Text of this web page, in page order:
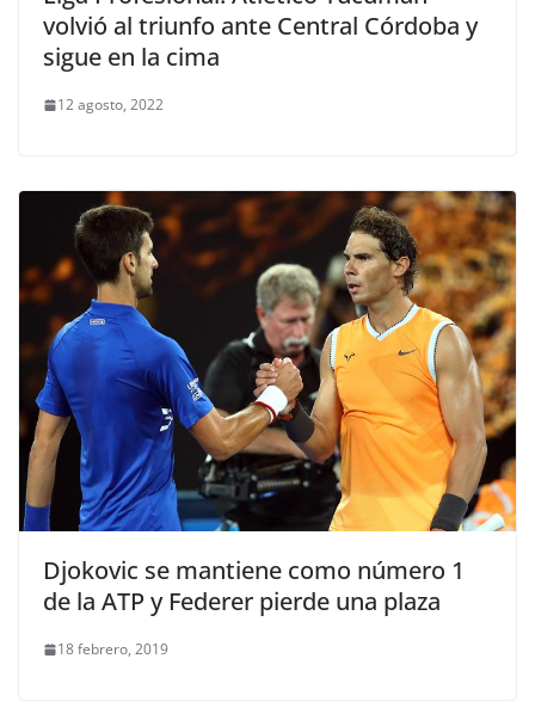
volvió al triunfo ante Central Córdoba y
sigue en la cima
12 agosto, 2022
Djokovic se mantiene como número 1
de la ATP y Federer pierde una plaza
18 febrero, 2019